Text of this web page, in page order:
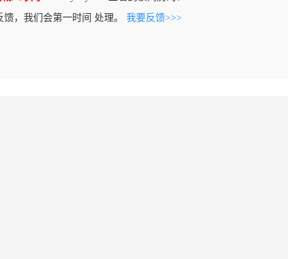
，我们会第一时间 处理。 我要反馈>>>